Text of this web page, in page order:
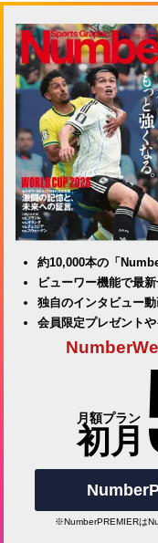
約10,000本の「
ビューワー機能で最
独自のインタビュー
会員限定プレゼント
月額プラン
初月
※NumberPREMIERは